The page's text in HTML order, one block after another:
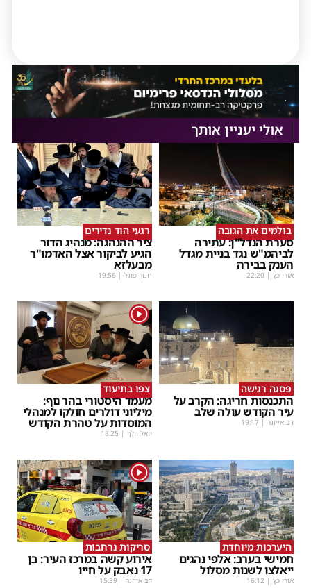
אולי יעניין אותך
בולמים את הגובה
סערת הנדל"ן: עתירה
לביהמ"ש נגד בניית מגדל
הענק בבירה
אורי כץ |
22:20
רגעי הוד נדירים
ציר ההנהגה: מנהיג הדור
הגיע לביקור אצל האדמו"ר
מבעלזא
חנוך פוגל |
19:56
פסגה רגישה
התכנסות חריגה: הקרב על
עיר הקודש עולה שלב
דב אייזנר |
19:17
1
צפו בתיעוד
מעמד היסטורי בהר נוף:
מיליוני דולרים חולקו למנהלי
המוסדות על טהרת הקודש
יואל וולך |
18:25
היערכות מיוחדת
חמישי בערב: אלפי נהגים
ייאלצו לשנות מסלול
אורי כץ |
16:12
1
סריקות נרחבות
אירוע קשה במרכז העיר: בן
17 נאבק על חייו
דב אייזנר |
15:39